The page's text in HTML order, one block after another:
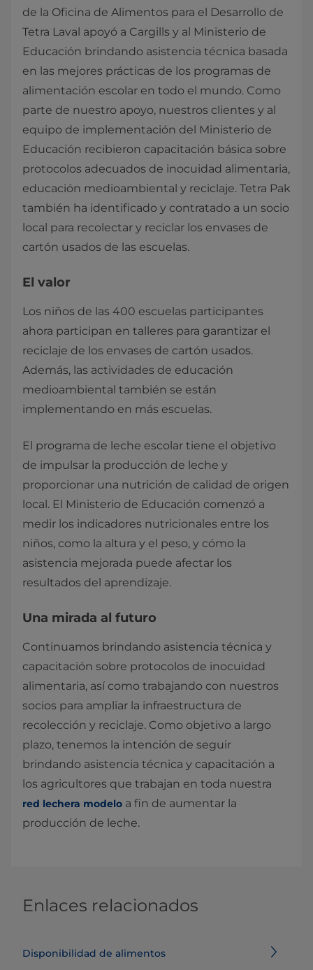
de la Oficina de Alimentos para el Desarrollo de
Tetra Laval apoyó a Cargills y al Ministerio de
Educación brindando asistencia técnica basada
en las mejores prácticas de los programas de
alimentación escolar en todo el mundo. Como
parte de nuestro apoyo, nuestros clientes y al
equipo de implementación del Ministerio de
Educación recibieron capacitación básica sobre
protocolos adecuados de inocuidad alimentaria,
educación medioambiental y reciclaje. Tetra Pak
también ha identificado y contratado a un socio
local para recolectar y reciclar los envases de
cartón usados de las escuelas.
El valor
Los niños de las 400 escuelas participantes
ahora participan en talleres para garantizar el
reciclaje de los envases de cartón usados.
Además, las actividades de educación
medioambiental también se están
implementando en más escuelas.
El programa de leche escolar tiene el objetivo
de impulsar la producción de leche y
proporcionar una nutrición de calidad de origen
local. El Ministerio de Educación comenzó a
medir los indicadores nutricionales entre los
niños, como la altura y el peso, y cómo la
asistencia mejorada puede afectar los
resultados del aprendizaje.​
Una mirada al futuro
Continuamos brindando asistencia técnica y
capacitación sobre protocolos de inocuidad
alimentaria, así como trabajando con nuestros
socios para ampliar la infraestructura de
recolección y reciclaje. Como objetivo a largo
plazo, tenemos la intención de seguir
brindando asistencia técnica y capacitación a
los agricultores que trabajan en toda nuestra
red lechera modelo a fin de aumentar la
producción de leche.
Enlaces relacionados
Disponibilidad de alimentos